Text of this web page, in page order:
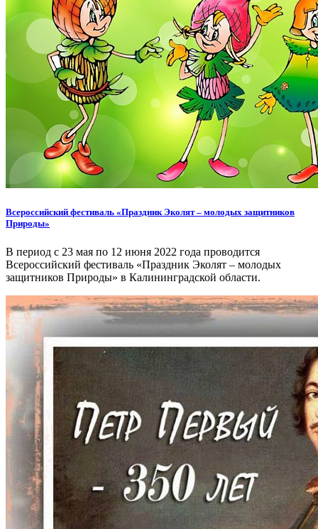
Всероссийский фестиваль «Праздник Эколят – молодых защитников
Природы»
В период с 23 мая по 12 июня 2022 года проводится
Всероссийский фестиваль «Праздник Эколят – молодых
защитников Природы» в Калининградской области.